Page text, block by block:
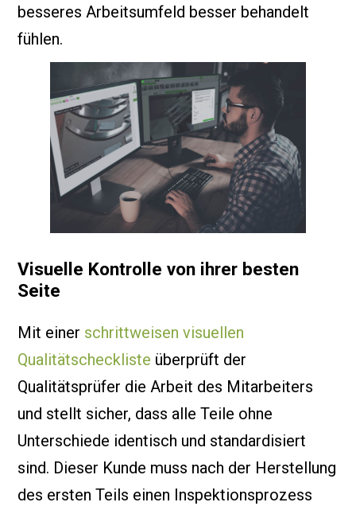
besseres Arbeitsumfeld besser behandelt
fühlen.
Visuelle Kontrolle von ihrer besten
Seite
Mit einer schrittweisen visuellen
Qualitätscheckliste überprüft der
Qualitätsprüfer die Arbeit des Mitarbeiters
und stellt sicher, dass alle Teile ohne
Unterschiede identisch und standardisiert
sind. Dieser Kunde muss nach der Herstellung
des ersten Teils einen Inspektionsprozess